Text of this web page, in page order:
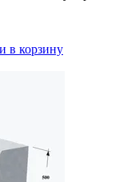
в корзину